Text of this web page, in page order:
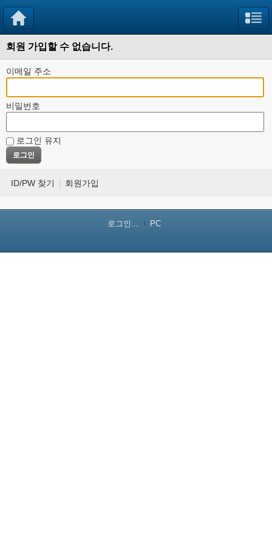
회원 가입할 수 없습니다.
이메일 주소
비밀번호
로그인 유지
ID/PW 찾기 회원가입
로그인... PC